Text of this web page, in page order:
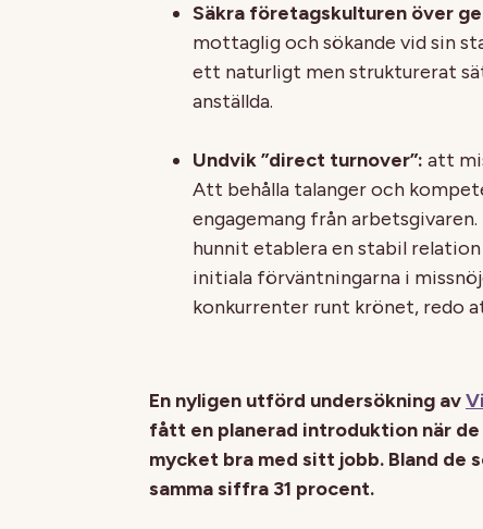
Säkra företagskulturen över
mottaglig och sökande vid sin
ett naturligt men strukturerat
anställda.
Undvik ”direct turnover”: att
Att behålla talanger och
engagemang från
hunnit etablera en stabil
initiala förväntningarna i
konkurrenter runt krönet, redo
En nyligen utförd undersökning av
fått en planerad introduktion när
mycket bra med sitt jobb. Bland de
samma siffra 31 procent.